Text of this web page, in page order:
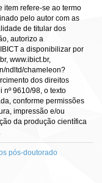
item refere-se ao termo
pelo autor com as
de titular dos
autorizo a
a disponibilizar por
www.ibict.br,
ndltd/chameleon?
dos direitos
nº 9610/98, o texto
conforme permissões
impressão e/ou
da produção científica
pós-doutorado